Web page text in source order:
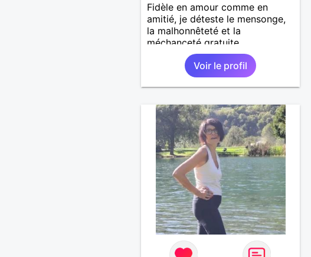
Fidèle en amour comme en
amitié, je déteste le mensonge,
la malhonnêteté et la
méchanceté gratuite.
Voir le profil